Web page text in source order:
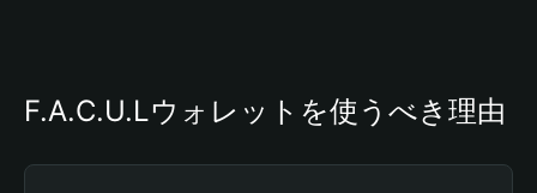
F.A.C.U.Lウォレットを使うべき理由